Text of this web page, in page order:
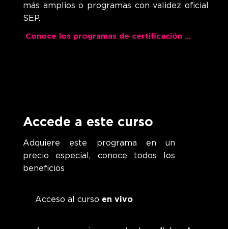
más amplios o programas con validez oficial
SEP.
Conoce los programas de certificación Dual
Accede a este curso
Adquiere este programa en un
precio especial, conoce todos los
beneficios
Acceso al curso en vivo